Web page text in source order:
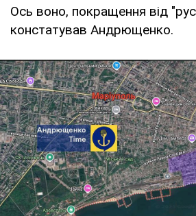
Ось воно, покращення від
констатував Андрющенко.